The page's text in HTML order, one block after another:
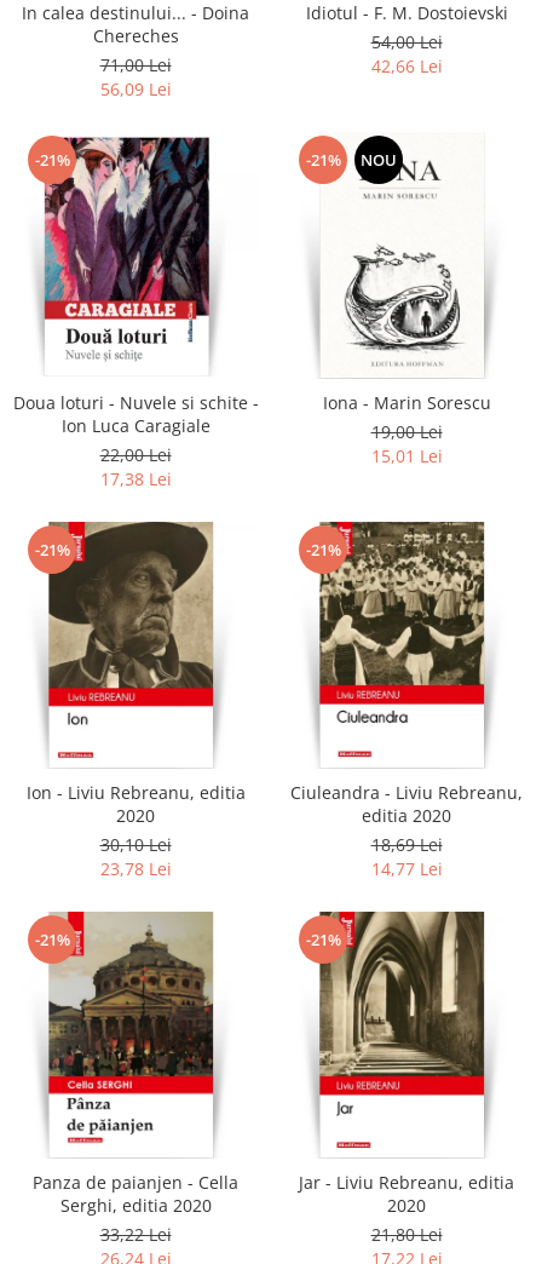
In calea destinului... - Doina
Chereches
71,00 Lei
56,09 Lei
Idiotul - F. M. Dostoievski
54,00 Lei
42,66 Lei
-21%
Doua loturi - Nuvele si schite -
Ion Luca Caragiale
22,00 Lei
17,38 Lei
-21% NOU
Iona - Marin Sorescu
19,00 Lei
15,01 Lei
-21%
Ion - Liviu Rebreanu, editia
2020
30,10 Lei
23,78 Lei
-21%
Ciuleandra - Liviu Rebreanu,
editia 2020
18,69 Lei
14,77 Lei
-21%
Panza de paianjen - Cella
Serghi, editia 2020
33,22 Lei
26,24 Lei
-21%
Jar - Liviu Rebreanu, editia
2020
21,80 Lei
17,22 Lei